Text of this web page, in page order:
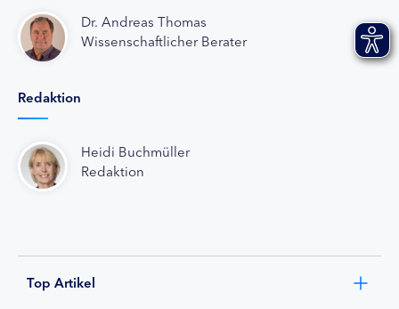
Dr. Andreas Thomas
Wissenschaftlicher Berater
Redaktion
Heidi Buchmüller
Redaktion
Top Artikel